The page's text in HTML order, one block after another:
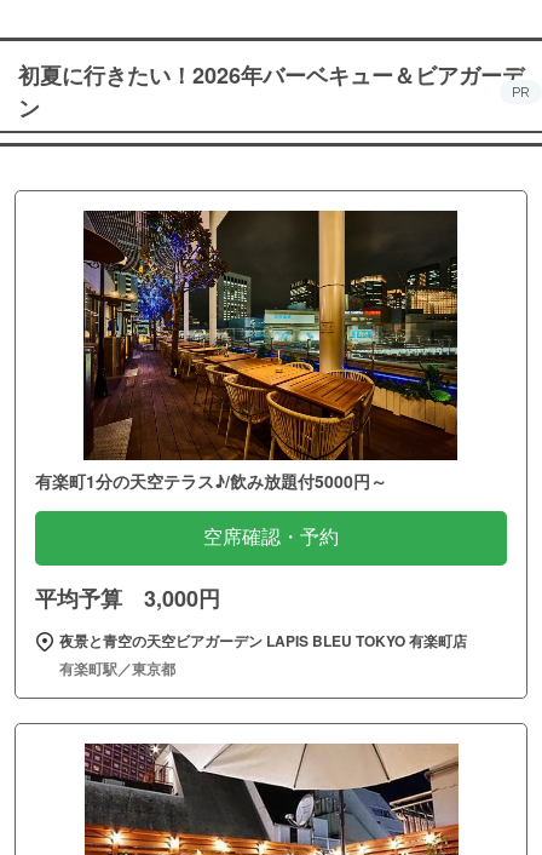
初夏に行きたい！2026年バーベキュー＆ビアガーデ
ン
PR
有楽町1分の天空テラス♪/飲み放題付5000円～
空席確認・予約
平均予算 3,000円
夜景と青空の天空ビアガーデン LAPIS BLEU TOKYO 有楽町店
有楽町駅／東京都